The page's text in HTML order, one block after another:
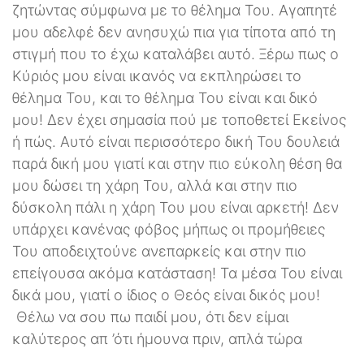
ζητώντας σύμφωνα με το θέλημα Του. Αγαπητέ
μου αδελφέ δεν ανησυχώ πια για τίποτα από τη
στιγμή που το έχω καταλάβει αυτό. Ξέρω πως ο
Κύριός μου είναι ικανός να εκπληρώσει το
θέλημα Του, και το θέλημα Του είναι και δικό
μου! Δεν έχει σημασία πού με τοποθετεί Εκείνος
ή πώς. Αυτό είναι περισσότερο δική Του δουλειά
παρά δική μου γιατί και στην πιο εύκολη θέση θα
μου δώσει τη χάρη Του, αλλά και στην πιο
δύσκολη πάλι η χάρη Του μου είναι αρκετή! Δεν
υπάρχει κανένας φόβος μήπως οι προμήθειες
Του αποδειχτούνε ανεπαρκείς και στην πιο
επείγουσα ακόμα κατάσταση! Τα μέσα Του είναι
δικά μου, γιατί ο ίδιος ο Θεός είναι δικός μου!
Θέλω να σου πω παιδί μου, ότι δεν είμαι
καλύτερος απ ’ότι ήμουνα πριν, απλά τώρα